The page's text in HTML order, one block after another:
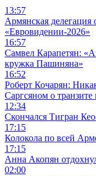
13:57
Армянская делегация
«Евровидении-2026»
16:57
Самвел Карапетян:
кружка Пашиняна»
16:52
Роберт Кочарян:
Саргсяном о
12:34
Скончался Тигран
17:15
Колокола по всей
17:15
Анна Акопян
02:00